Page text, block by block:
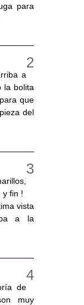
para
a
la bolita
que
del
y fin !
vista
a la
de
muy